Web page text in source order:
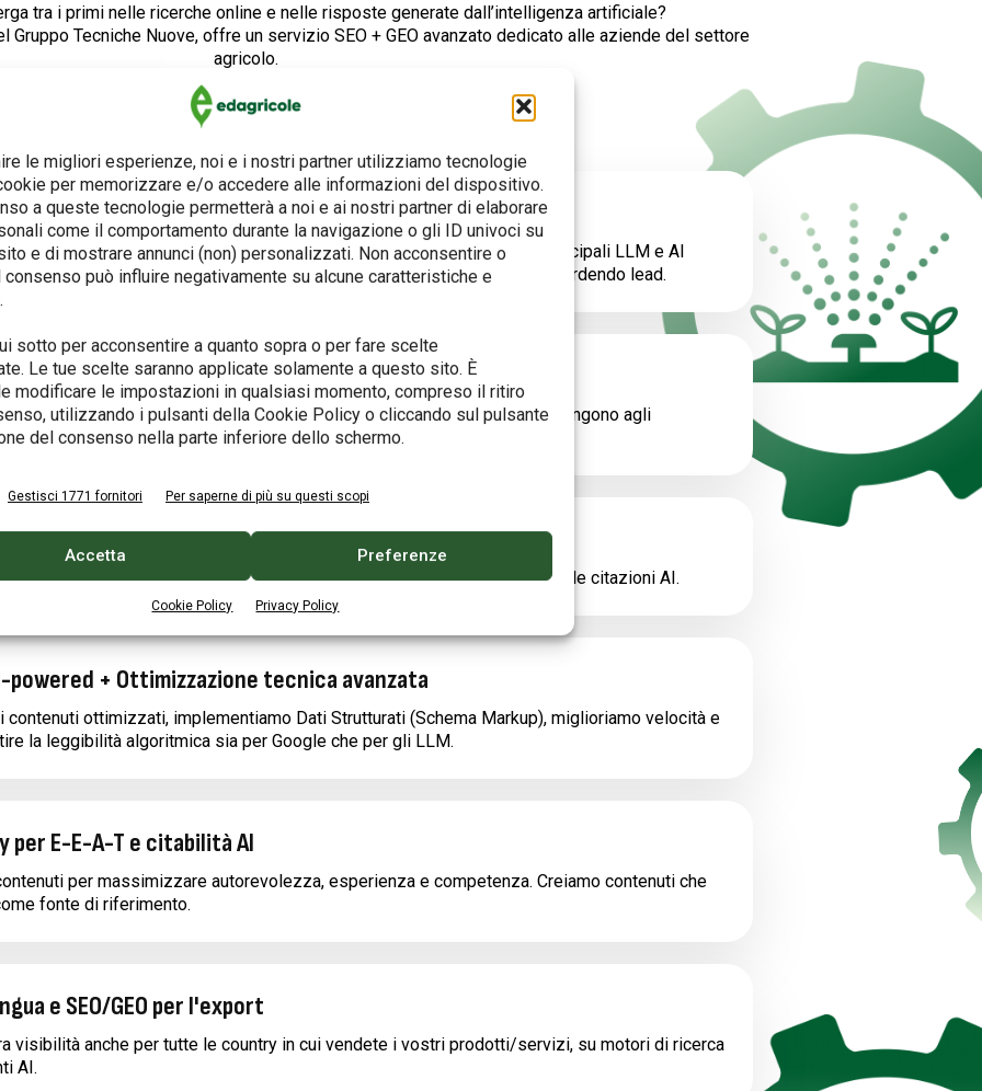
le migliori esperienze, noi e i nostri partner utilizziamo tecnologie
per memorizzare e/o accedere alle informazioni del dispositivo.
a queste tecnologie permetterà a noi e ai nostri partner di elaborare
come il comportamento durante la navigazione o gli ID univoci su
e di mostrare annunci (non) personalizzati. Non acconsentire o
consenso può influire negativamente su alcune caratteristiche e
sotto per acconsentire a quanto sopra o per fare scelte
Le tue scelte saranno applicate solamente a questo sito. È
modificare le impostazioni in qualsiasi momento, compreso il ritiro
utilizzando i pulsanti della Cookie Policy o cliccando sul pulsante
del consenso nella parte inferiore dello schermo.
Gestisci 1771 fornitori Per saperne di più su questi scopi
Accetta Preferenze
Cookie Policy Privacy Policy
tra i primi nelle ricerche online e nelle risposte generate dall’intelligenza artificiale?
Tecniche Nuove, offre un servizio SEO + GEO avanzato dedicato alle aziende del settore
agricolo.
Ecco cosa possiamo fare per voi:
completa
sito (performance, struttura, UX, contenuti) + valutazione di come i principali LLM e AI
i vostri contenuti. Il punto di partenza obbligato per capire se state perdendo lead.
avanzata + ottimizzazione per query conversazionali
identificare le parole-chiave più redditizie e le domande che i buyer pongono agli
nazionali e internazionali
chi oggi occupa le prime posizioni nelle ricerche su Google e nelle citazioni AI.
powered + Ottimizzazione tecnica avanzata
contenuti ottimizzati, implementiamo Dati Strutturati (Schema Markup), miglioriamo velocità e
la leggibilità algoritmica sia per Google che per gli LLM.
E-E-A-T e citabilità AI
per massimizzare autorevolezza, esperienza e competenza. Creiamo contenuti che
fonte di riferimento.
e SEO/GEO per l'export
visibilità anche per tutte le country in cui vendete i vostri prodotti/servizi, su motori di ricerca
AI.